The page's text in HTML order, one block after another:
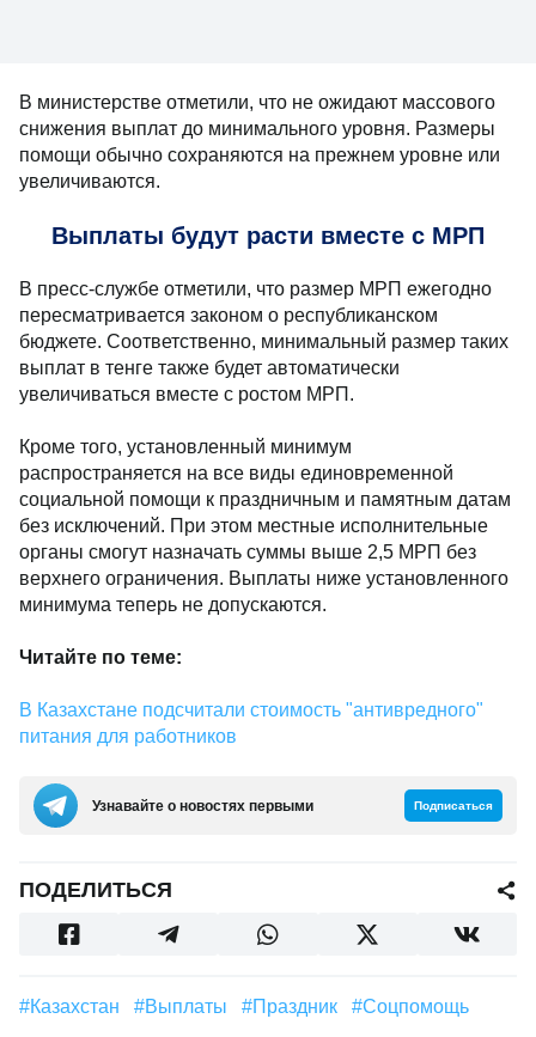
В министерстве отметили, что не ожидают массового
снижения выплат до минимального уровня. Размеры
помощи обычно сохраняются на прежнем уровне или
увеличиваются.
Выплаты будут расти вместе с МРП
В пресс-службе отметили, что размер МРП ежегодно
пересматривается законом о республиканском
бюджете. Соответственно, минимальный размер таких
выплат в тенге также будет автоматически
увеличиваться вместе с ростом МРП.
Кроме того, установленный минимум
распространяется на все виды единовременной
социальной помощи к праздничным и памятным датам
без исключений. При этом местные исполнительные
органы смогут назначать суммы выше 2,5 МРП без
верхнего ограничения. Выплаты ниже установленного
минимума теперь не допускаются.
Читайте по теме:
В Казахстане подсчитали стоимость "антивредного"
питания для работников
Узнавайте о новостях первыми Подписаться
ПОДЕЛИТЬСЯ
#Казахстан #выплаты #праздник #Соцпомощь